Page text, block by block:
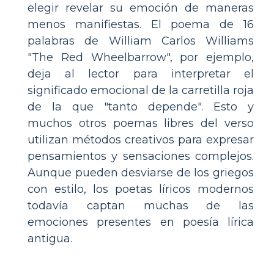
elegir revelar su emoción de maneras
menos manifiestas. El poema de 16
palabras de William Carlos Williams
"The Red Wheelbarrow", por ejemplo,
deja al lector para interpretar el
significado emocional de la carretilla roja
de la que "tanto depende". Esto y
muchos otros poemas libres del verso
utilizan métodos creativos para expresar
pensamientos y sensaciones complejos.
Aunque pueden desviarse de los griegos
con estilo, los poetas líricos modernos
todavía captan muchas de las
emociones presentes en poesía lírica
antigua.